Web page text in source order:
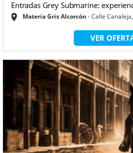
Entradas Grey Submarine:
Materia Gris Alcorcón Calle
VER